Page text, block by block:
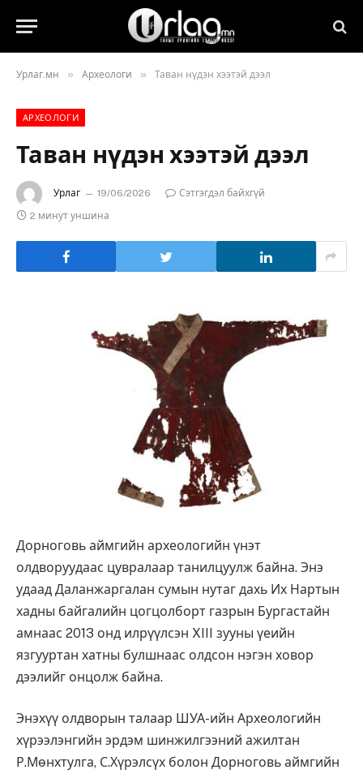
Урлаг.мн » Археологи » Таван нүдэн хээтэй дээл
АРХЕОЛОГИ
Таван нүдэн хээтэй дээл
Урлаг 19/06/2026
Сэтгэгдэл байхгүй
2 минут уншина
Дорноговь аймгийн археологийн үнэт
олдворуудаас цувралаар танилцуулж байна. Энэ
удаад Даланжаргалан сумын нутаг дахь Их Нартын
хадны байгалийн цогцолборт газрын Бургастайн
амнаас 2013 онд илрүүлсэн XIII зууны үеийн
язгууртан хатны булшнаас олдсон нэгэн ховор
дээлийг онцолж байна.
Энэхүү олдворын талаар ШУА-ийн Археологийн
хүрээлэнгийн эрдэм шинжилгээний ажилтан
Р.Мөнхтулга, С.Хүрэлсүх болон Дорноговь аймгийн